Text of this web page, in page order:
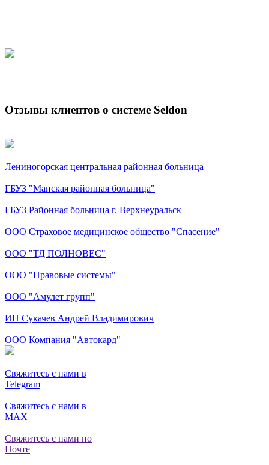
Отзывы клиентов о системе Seldon
Лениногорская центральная районная больница
ГБУЗ "Манская районная больница"
ГБУЗ Районная больница г. Верхнеуральск
ООО Страховое медицинское общество "Спасение"
ООО "ТД ПОЛНОВЕС"
ООО "Правовые системы"
ООО "Амулет групп"
ИП Сукачев Андрей Владимирович
ООО Компания "Автокард"
Свяжитесь с нами в
Telegram
Свяжитесь с нами в
MAX
Свяжитесь с нами по
Почте